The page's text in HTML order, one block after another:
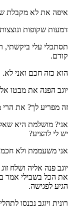
איפה את לא מקבלת
דמעות שקופות
תסתכלי עלי ביקשתי,
קודם.
הוא כזה חכם ואני לא.
יוגב הפנה את מבטו
זה מפריע לך? את
אני? מושלמת היא
יש לי להציע?
אני משעממת ולא
יוגב פנה אליה ושלח
את הכל בשבילי אמר
הגיע לפגישה.
רונית ויוגב נכנסו